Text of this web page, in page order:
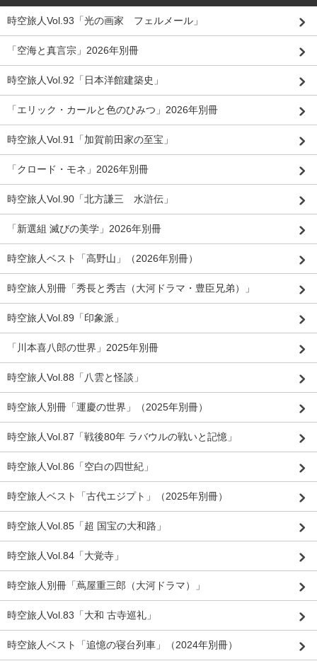
時空旅人Vol.93「光の画家 フェルメール」
「空海と真言宗」2026年別冊
時空旅人Vol.92「日本洋館建築史」
「エリック・カールと色のひみつ」2026年別冊
時空旅人Vol.91「加賀前田家の至宝」
「クロード・モネ」2026年別冊
時空旅人Vol.90「北方謙三 水滸伝」
「新選組 滅びの美学」2026年別冊
時空旅人ベスト「高野山」（2026年別冊）
時空旅人別冊「秀長と秀吉（大河ドラマ・豊臣兄弟）」
時空旅人Vol.89「印象派」
「川本喜八郎の世界」2025年別冊
時空旅人Vol.88「八雲と怪談」
時空旅人別冊「運慶の世界」（2025年別冊）
時空旅人Vol.87「戦後80年 ラバウルの戦いと記憶」
時空旅人Vol.86「空白の四世紀」
時空旅人ベスト「古代エジプト」（2025年別冊）
時空旅人Vol.85「超 国宝の大和路」
時空旅人Vol.84「大覚寺」
時空旅人別冊「蔦屋重三郎（大河ドラマ）」
時空旅人Vol.83「大和 古寺巡礼」
時空旅人ベスト「追憶の寝台列車」（2024年別冊）